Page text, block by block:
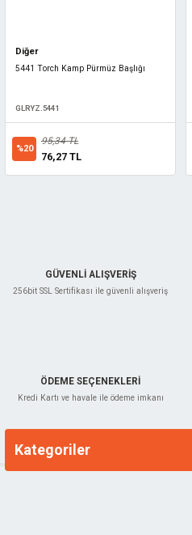
Diğer
5441 Torch Kamp Pürmüz Başlığı
GLRYZ.5441
%20
95,34 TL
76,27 TL
GÜVENLİ ALIŞVERİŞ
256bit SSL Sertifikası ile güvenli alışveriş
ÖDEME SEÇENEKLERİ
Kredi Kartı ve havale ile ödeme imkanı
Kategoriler
Markalar